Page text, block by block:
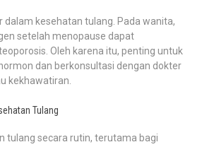
dalam kesehatan tulang. Pada wanita,
setelah menopause dapat
Oleh karena itu, penting untuk
dan berkonsultasi dengan dokter
kekhawatiran.
Tulang
tulang secara rutin, terutama bagi